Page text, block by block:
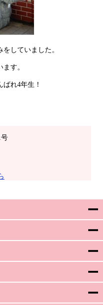
していました。
す。
れ4年生！